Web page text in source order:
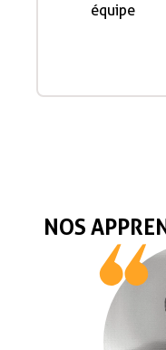
équipe
NOS